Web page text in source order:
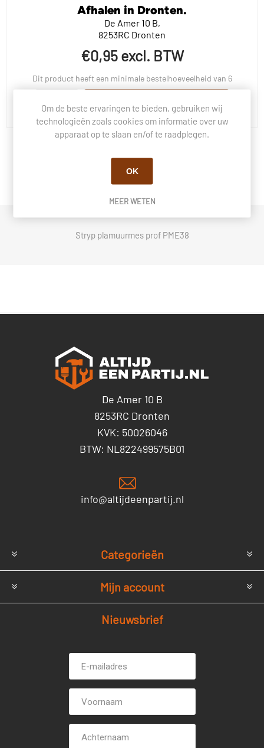
Afhalen in Dronten.
De Amer 10 B,
8253RC Dronten
€0,95 excl. BTW
Dit product heeft een minimale bestelhoeveelheid van 6
BESCHRIJVING
Stryp plamuurmes prof PME38
De Amer 10 B
8253RC Dronten
KVK: 50026046
BTW: NL822499575B01
info@altijdeenpartij.nl
Categorieën
Mijn account
Nieuwsbrief
mailadres *
Om de beste ervaringen te bieden, gebruiken wij
technologieën zoals cookies om informatie over uw
apparaat op te slaan en/of te raadplegen.
OK
MEER WETEN